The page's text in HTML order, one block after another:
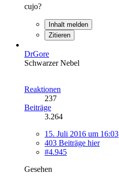
cujo?
Inhalt melden
Zitieren
DrGore
Schwarzer Nebel
Reaktionen
237
Beiträge
3.264
15. Juli 2016 um 16:03
403 Beiträge hier
#4.945
Gesehen